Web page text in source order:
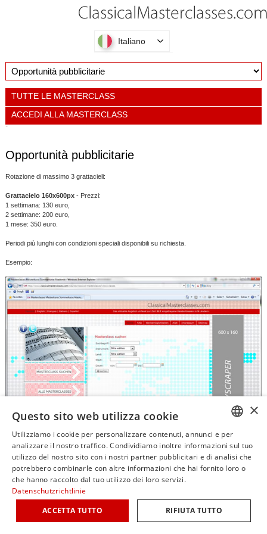
Italiano
TUTTE LE MASTERCLASS
ACCEDI ALLA MASTERCLASS
Opportunità pubblicitarie
Rotazione di massimo 3 grattacieli:
Grattacielo 160x600px- Prezzi:
1 settimana: 130 euro,
2 settimane: 200 euro,
1 mese: 350 euro.
Periodi più lunghi con condizioni speciali disponibili su richiesta.
Esempio:
E-mail:info@ClassicalMasterclasses.com
© copyright by classicalmasterclasses.com | powered by masterhomepage.ch
×
Questo sito web utilizza cookie
Utilizziamo i cookie per personalizzare contenuti, annunci e per
analizzare il nostro traffico. Condividiamo inoltre informazioni sul tuo
utilizzo del nostro sito con i nostri partner pubblicitari e di analisi che
potrebbero combinarle con altre informazioni che hai fornito loro o
che hanno raccolto dal tuo utilizzo dei loro servizi.
Datenschutzrichtlinie
ACCETTA TUTTO
RIFIUTA TUTTO